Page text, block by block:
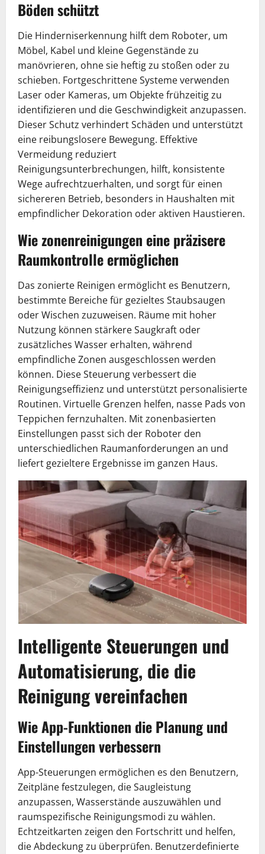
Böden schützt
Die Hinderniserkennung hilft dem Roboter, um
Möbel, Kabel und kleine Gegenstände zu
manövrieren, ohne sie heftig zu stoßen oder zu
schieben. Fortgeschrittene Systeme verwenden
Laser oder Kameras, um Objekte frühzeitig zu
identifizieren und die Geschwindigkeit anzupassen.
Dieser Schutz verhindert Schäden und unterstützt
eine reibungslosere Bewegung. Effektive
Vermeidung reduziert
Reinigungsunterbrechungen, hilft, konsistente
Wege aufrechtzuerhalten, und sorgt für einen
sichereren Betrieb, besonders in Haushalten mit
empfindlicher Dekoration oder aktiven Haustieren.
Wie zonenreinigungen eine präzisere
Raumkontrolle ermöglichen
Das zonierte Reinigen ermöglicht es Benutzern,
bestimmte Bereiche für gezieltes Staubsaugen
oder Wischen zuzuweisen. Räume mit hoher
Nutzung können stärkere Saugkraft oder
zusätzliches Wasser erhalten, während
empfindliche Zonen ausgeschlossen werden
können. Diese Steuerung verbessert die
Reinigungseffizienz und unterstützt personalisierte
Routinen. Virtuelle Grenzen helfen, nasse Pads von
Teppichen fernzuhalten. Mit zonenbasierten
Einstellungen passt sich der Roboter den
unterschiedlichen Raumanforderungen an und
liefert gezieltere Ergebnisse im ganzen Haus.
Intelligente Steuerungen und
Automatisierung, die die
Reinigung vereinfachen
Wie App-Funktionen die Planung und
Einstellungen verbessern
App-Steuerungen ermöglichen es den Benutzern,
Zeitpläne festzulegen, die Saugleistung
anzupassen, Wasserstände auszuwählen und
raumspezifische Reinigungsmodi zu wählen.
Echtzeitkarten zeigen den Fortschritt und helfen,
die Abdeckung zu überprüfen. Benutzerdefinierte